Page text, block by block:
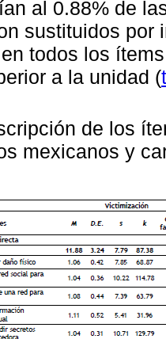
al 0.88% de
sustituidos por
todos los
a la unidad (
de los
mexicanos y